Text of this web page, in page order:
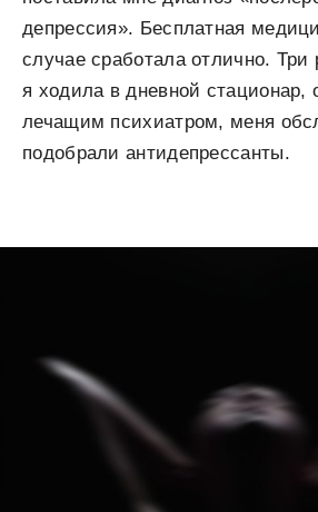
депрессия». Бесплатная
случае сработала отлично. Три
я ходила в дневной
лечащим психиатром, меня
подобрали антидепрессанты.